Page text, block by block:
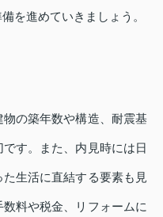
を進めていきましょう。
の築年数や構造、耐震基
す。また、内見時には日
生活に直結する要素も見
料や税金、リフォームに